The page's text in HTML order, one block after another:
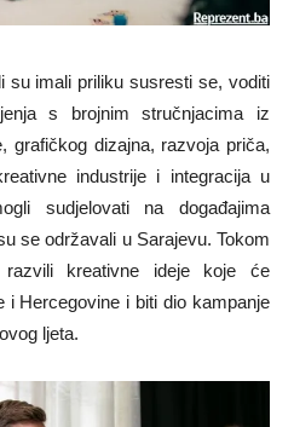
su imali priliku susresti se, voditi
s brojnim stručnjacima iz
grafičkog dizajna, razvoja priča,
industrije i integracija u
sudjelovati na događajima
se održavali u Sarajevu. Tokom
razvili kreativne ideje koje će
i Hercegovine i biti dio kampanje
ljeta.